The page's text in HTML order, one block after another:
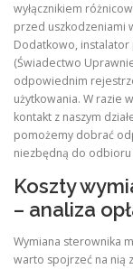
wyłącznikiem
przed uszkodzeniami
Dodatkowo, instalator
(Świadectwo
odpowiednim
użytkowania. W razie
kontakt z naszym
pomożemy dobrać
niezbędną do odbioru
Koszty
– analiza
Wymiana sterownika
warto spojrzeć na nią